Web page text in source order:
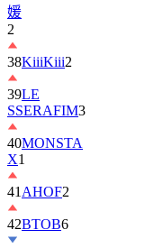
媛
2
38KiiiKiii2
39LE
SSERAFIM3
40MONSTA
X1
41 AHOF2
42BTOB6